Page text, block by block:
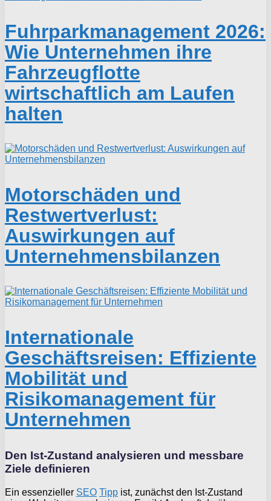
Fuhrparkmanagement 2026:
Wie Unternehmen ihre
Fahrzeugflotte
wirtschaftlich am Laufen
halten
Motorschäden und
Restwertverlust:
Auswirkungen auf
Unternehmensbilanzen
Internationale
Geschäftsreisen: Effiziente
Mobilität und
Risikomanagement für
Unternehmen
Den Ist-Zustand analysieren und messbare
Ziele definieren
Ein essenzieller SEO Tipp ist, zunächst den Ist-Zustand